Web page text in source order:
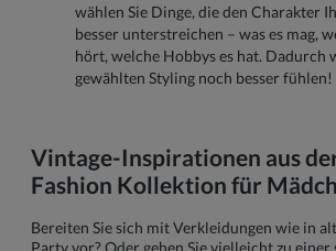
wählen Sie Dinge, die den Charakter
besser unterstreichen – was es mag,
hört, welche Hobbys es hat. Dadurch
gewählten Styling noch besser fühlen!
Vintage-Inspirationen aus
Fashion Kollektion für
Bereiten Sie sich mit Verkleidungen wie in
Party vor? Oder gehen Sie vielleicht zu